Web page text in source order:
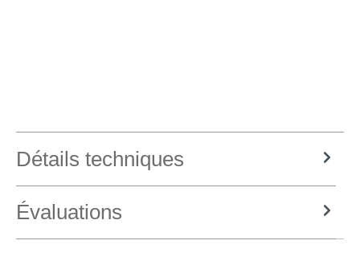
Détails techniques
Évaluations